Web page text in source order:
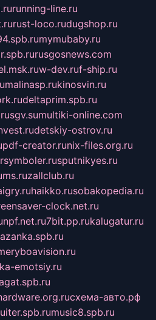
running-line.ru
rust-loco.rudugshop.ru
mymubaby.ru
rusgosnews.com
w-dev.ruf-ship.ru
malinasp.rukinosvin.ru
deltaprim.spb.ru
sgv.sumultiki-online.com
detskiy-ostrov.ru
pdf-creator.runix-files.org.ru
sputnikyes.ru
zallclub.ru
haikko.rusobakopedia.ru
clock.net.ru
npf.net.ru7bit.pp.rukalugatur.ru
emotsiy.ru
схема-авто.рф
music8.spb.ru